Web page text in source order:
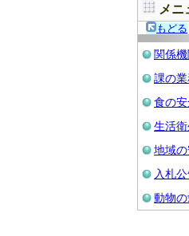
メニ
もどる
関係機
課の
食の
生活
地域
入札
動物